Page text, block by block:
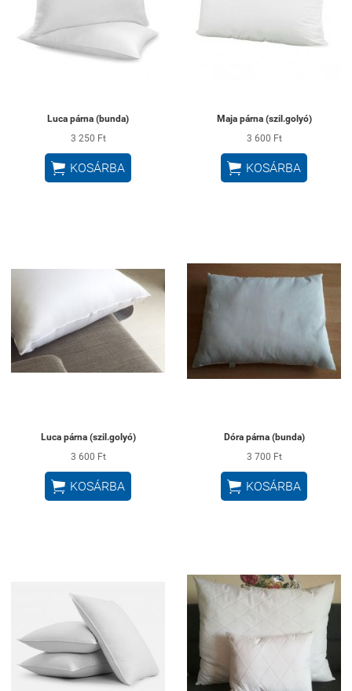
Luca párna (bunda)
3 250 Ft
 KOSÁRBA
Maja párna (szil.golyó)
3 600 Ft
 KOSÁRBA
Luca párna (szil.golyó)
3 600 Ft
 KOSÁRBA
Dóra párna (bunda)
3 700 Ft
 KOSÁRBA